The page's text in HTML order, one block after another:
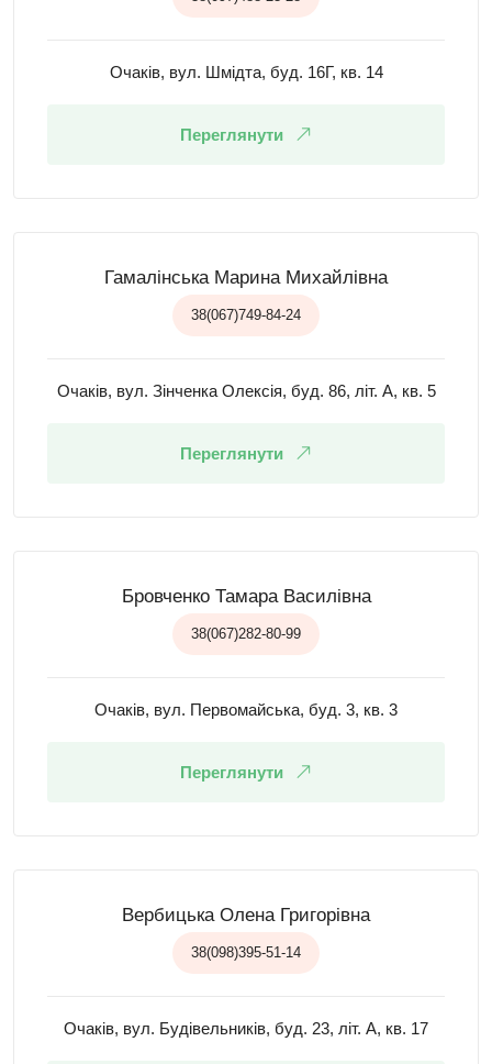
Очаків, вул. Шмідта, буд. 16Г, кв. 14
Переглянути
Гамалінська Марина Михайлівна
38(067)749-84-24
Очаків, вул. Зінченка Олексія, буд. 86, літ. А, кв. 5
Переглянути
Бровченко Тамара Василівна
38(067)282-80-99
Очаків, вул. Первомайська, буд. 3, кв. 3
Переглянути
Вербицька Олена Григорівна
38(098)395-51-14
Очаків, вул. Будівельників, буд. 23, літ. А, кв. 17